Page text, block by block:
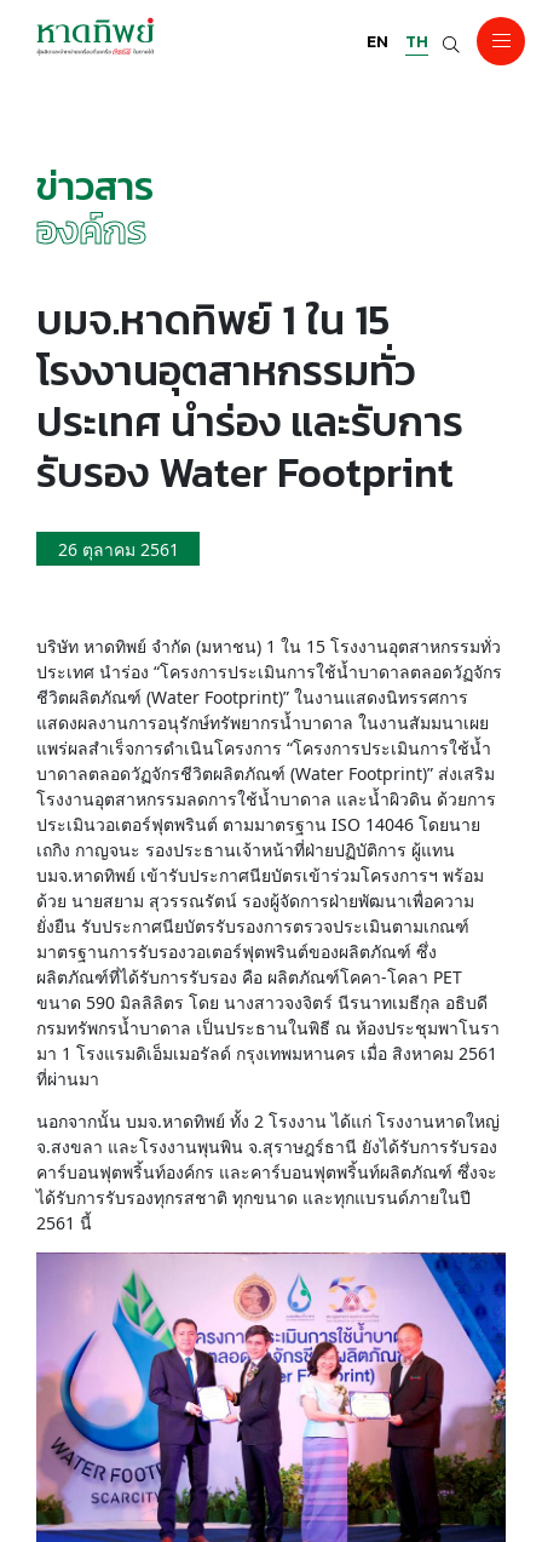
EN TH
ข่าวสาร
องค์กร
บมจ.หาดทิพย์ 1 ใน 15
โรงงานอุตสาหกรรมทั่ว
ประเทศ นำร่อง และรับการ
รับรอง Water Footprint
26 ตุลาคม 2561
บริษัท หาดทิพย์ จำกัด (มหาชน) 1 ใน 15 โรงงานอุตสาหกรรมทั่ว
ประเทศ นำร่อง “โครงการประเมินการใช้น้ำบาดาลตลอดวัฏจักร
ชีวิตผลิตภัณฑ์ (Water Footprint)” ในงานแสดงนิทรรศการ
แสดงผลงานการอนุรักษ์ทรัพยากรน้ำบาดาล ในงานสัมมนาเผย
แพร่ผลสำเร็จการดำเนินโครงการ “โครงการประเมินการใช้น้ำ
บาดาลตลอดวัฏจักรชีวิตผลิตภัณฑ์ (Water Footprint)” ส่งเสริม
โรงงานอุตสาหกรรมลดการใช้น้ำบาดาล และน้ำผิวดิน ด้วยการ
ประเมินวอเตอร์ฟุตพรินต์ ตามมาตรฐาน ISO 14046 โดยนาย
เถกิง กาญจนะ รองประธานเจ้าหน้าที่ฝ่ายปฏิบัติการ ผู้แทน
บมจ.หาดทิพย์ เข้ารับประกาศนียบัตรเข้าร่วมโครงการฯ พร้อม
ด้วย นายสยาม สุวรรณรัตน์ รองผู้จัดการฝ่ายพัฒนาเพื่อความ
ยั่งยืน รับประกาศนียบัตรรับรองการตรวจประเมินตามเกณฑ์
มาตรฐานการรับรองวอเตอร์ฟุตพรินต์ของผลิตภัณฑ์ ซึ่ง
ผลิตภัณฑ์ที่ได้รับการรับรอง คือ ผลิตภัณฑ์โคคา-โคลา PET
ขนาด 590 มิลลิลิตร โดย นางสาวจงจิตร์ นีรนาทเมธีกุล อธิบดี
กรมทรัพกรน้ำบาดาล เป็นประธานในพิธี ณ ห้องประชุมพาโนรา
มา 1 โรงแรมดิเอ็มเมอรัลด์ กรุงเทพมหานคร เมื่อ สิงหาคม 2561
ที่ผ่านมา
นอกจากนั้น บมจ.หาดทิพย์ ทั้ง 2 โรงงาน ได้แก่ โรงงานหาดใหญ่
จ.สงขลา และโรงงานพุนพิน จ.สุราษฎร์ธานี ยังได้รับการรับรอง
คาร์บอนฟุตพริ้นท์องค์กร และคาร์บอนฟุตพริ้นท์ผลิตภัณฑ์ ซึ่งจะ
ได้รับการรับรองทุกรสชาติ ทุกขนาด และทุกแบรนด์ภายในปี
2561 นี้